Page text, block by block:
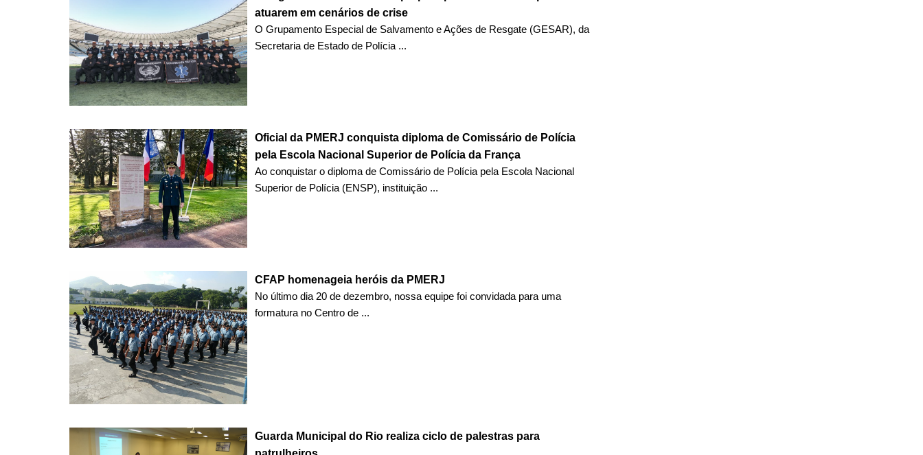
atuarem em cenários de crise
O Grupamento Especial de Salvamento e Ações de Resgate (GESAR), da
Secretaria de Estado de Polícia ...
Oficial da PMERJ conquista diploma de Comissário de Polícia
pela Escola Nacional Superior de Polícia da França
Ao conquistar o diploma de Comissário de Polícia pela Escola Nacional
Superior de Polícia (ENSP), instituição ...
CFAP homenageia heróis da PMERJ
No último dia 20 de dezembro, nossa equipe foi convidada para uma
formatura no Centro de ...
Guarda Municipal do Rio realiza ciclo de palestras para